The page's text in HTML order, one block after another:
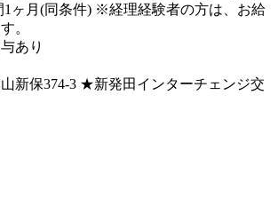
ヶ月(同条件) ※経理経験者の方は、お給
。
あり
新保374-3 ★新発田インターチェンジ交